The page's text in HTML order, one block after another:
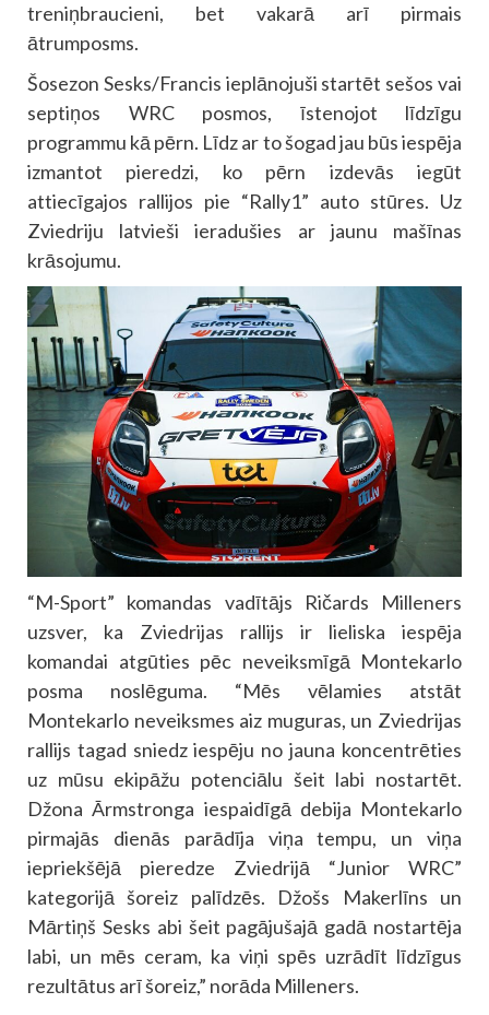
treniņbraucieni, bet vakarā arī pirmais
ātrumposms.
Šosezon Sesks/Francis ieplānojuši startēt sešos vai
septiņos WRC posmos, īstenojot līdzīgu
programmu kā pērn. Līdz ar to šogad jau būs iespēja
izmantot pieredzi, ko pērn izdevās iegūt
attiecīgajos rallijos pie “Rally1” auto stūres. Uz
Zviedriju latvieši ieradušies ar jaunu mašīnas
krāsojumu.
“M-Sport” komandas vadītājs Ričards Milleners
uzsver, ka Zviedrijas rallijs ir lieliska iespēja
komandai atgūties pēc neveiksmīgā Montekarlo
posma noslēguma. “Mēs vēlamies atstāt
Montekarlo neveiksmes aiz muguras, un Zviedrijas
rallijs tagad sniedz iespēju no jauna koncentrēties
uz mūsu ekipāžu potenciālu šeit labi nostartēt.
Džona Ārmstronga iespaidīgā debija Montekarlo
pirmajās dienās parādīja viņa tempu, un viņa
iepriekšējā pieredze Zviedrijā “Junior WRC”
kategorijā šoreiz palīdzēs. Džošs Makerlīns un
Mārtiņš Sesks abi šeit pagājušajā gadā nostartēja
labi, un mēs ceram, ka viņi spēs uzrādīt līdzīgus
rezultātus arī šoreiz,” norāda Milleners.